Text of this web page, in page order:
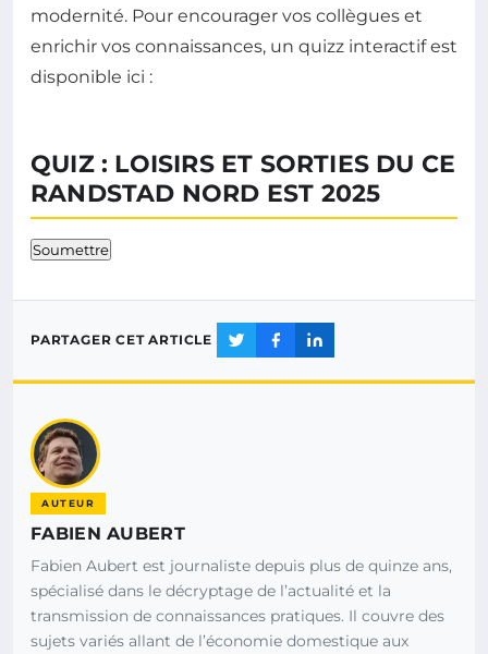
modernité. Pour encourager vos collègues et
enrichir vos connaissances, un quizz interactif est
disponible ici :
QUIZ : LOISIRS ET SORTIES DU CE
RANDSTAD NORD EST 2025
Soumettre
PARTAGER CET ARTICLE
AUTEUR
FABIEN AUBERT
Fabien Aubert est journaliste depuis plus de quinze ans,
spécialisé dans le décryptage de l’actualité et la
transmission de connaissances pratiques. Il couvre des
sujets variés allant de l’économie domestique aux